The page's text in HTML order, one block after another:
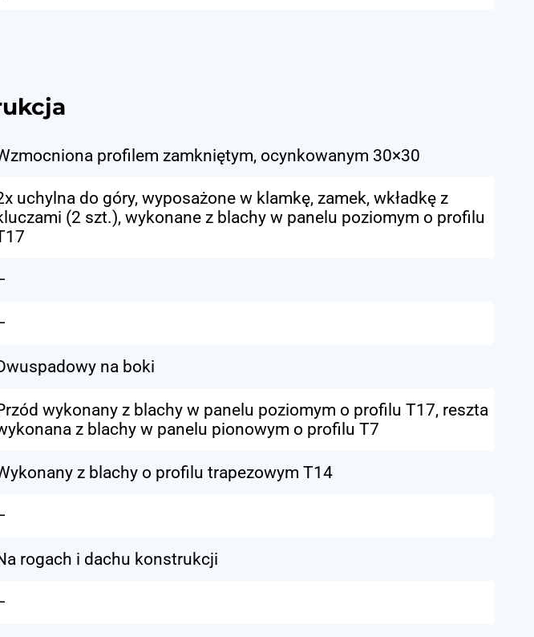
profilem zamkniętym, ocynkowanym 30×30
uchylna do góry, wyposażone w klamkę, zamek, wkładkę z
(2 szt.), wykonane z blachy w panelu poziomym o profilu
na boki
wykonany z blachy w panelu poziomym o profilu T17, reszta
z blachy w panelu pionowym o profilu T7
z blachy o profilu trapezowym T14
rogach i dachu konstrukcji